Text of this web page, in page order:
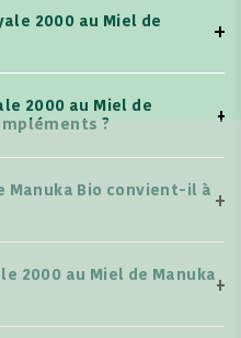
2000 au Miel de
2000 au Miel de
?
Manuka Bio convient-il à
2000 au Miel de Manuka